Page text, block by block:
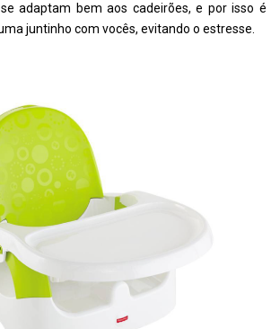
adaptam bem aos cadeirões, e por isso é
juntinho com vocês, evitando o estresse.